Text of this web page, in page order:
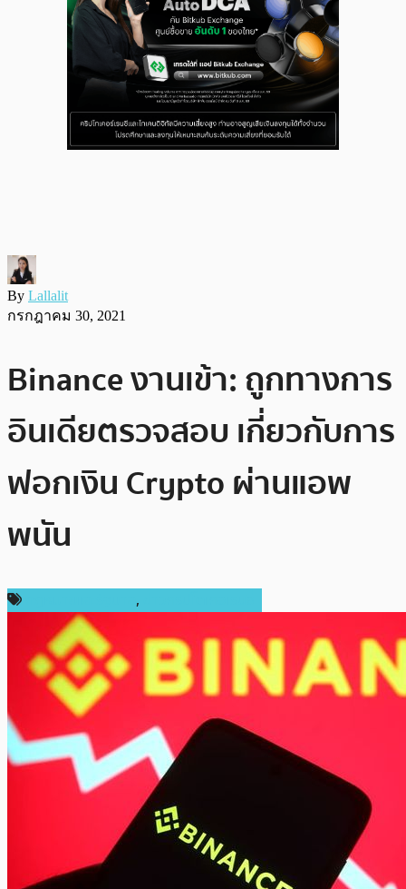
By Lallalit
กรกฎาคม 30, 2021
Binance งานเข้า: ถูกทางการ
อินเดียตรวจสอบ เกี่ยวกับการ
ฟอกเงิน Crypto ผ่านแอพ
พนัน
,